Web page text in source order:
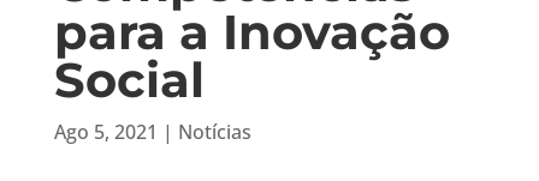
para a Inovação
Social
Ago 5, 2021 | Notícias